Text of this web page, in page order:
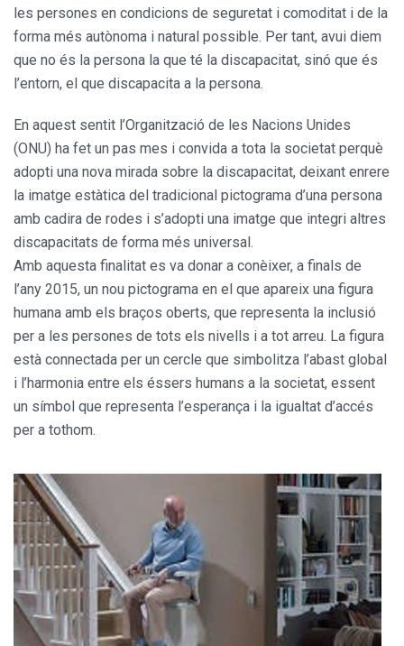
les persones en condicions de seguretat i comoditat i de la
forma més autònoma i natural possible. Per tant, avui diem
que no és la persona la que té la discapacitat, sinó que és
l’entorn, el que discapacita a la persona.
En aquest sentit l’Organització de les Nacions Unides
(ONU) ha fet un pas mes i convida a tota la societat perquè
adopti una nova mirada sobre la discapacitat, deixant enrere
la imatge estàtica del tradicional pictograma d’una persona
amb cadira de rodes i s’adopti una imatge que integri altres
discapacitats de forma més universal.
Amb aquesta finalitat es va donar a conèixer, a finals de
l’any 2015, un nou pictograma en el que apareix una figura
humana amb els braços oberts, que representa la inclusió
per a les persones de tots els nivells i a tot arreu. La figura
està connectada per un cercle que simbolitza l’abast global
i l’harmonia entre els éssers humans a la societat, essent
un símbol que representa l’esperança i la igualtat d’accés
per a tothom.